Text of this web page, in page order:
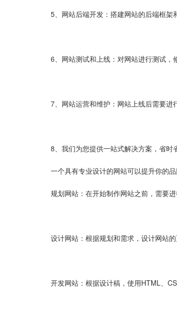
5、网站后端开发：搭建网站的后端框架
6、网站测试和上线：对网站进行测试，
7、网站运营和维护：网站上线后需要进
8、我们为您提供一站式解决方案，省时
一个具有专业设计的网站可以提升你的
规划网站：在开始制作网站之前，需要
设计网站：根据规划和需求，设计网站
开发网站：根据设计稿，使用HTML、